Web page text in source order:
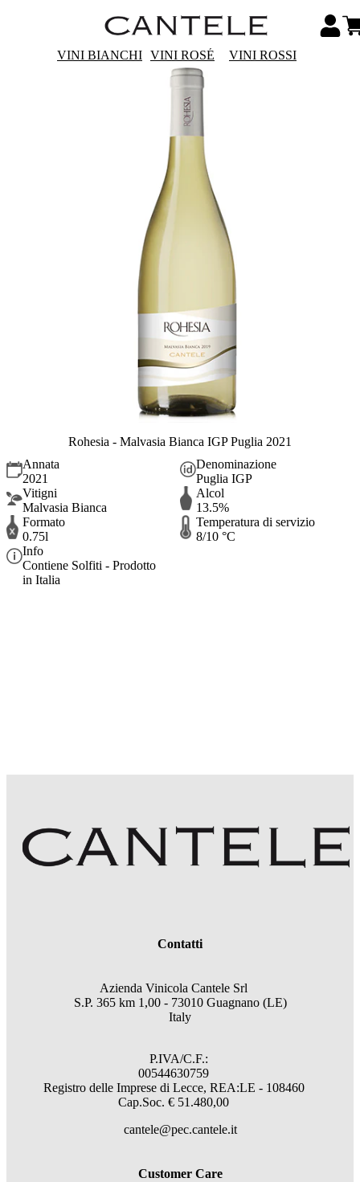
VINI BIANCHI VINI ROSÉ VINI ROSSI
Rohesia - Malvasia Bianca IGP Puglia 2021
Annata
2021
Denominazione
Puglia IGP
Vitigni
Malvasia Bianca
Alcol
13.5%
Formato
0.75l
Temperatura di servizio
8/10 °C
Info
Contiene Solfiti - Prodotto
in Italia
Contatti
Azienda Vinicola Cantele Srl
S.P. 365 km 1,00 - 73010 Guagnano (LE)
Italy
P.IVA/C.F.:
00544630759
Registro delle Imprese di Lecce, REA:LE - 108460
Cap.Soc. € 51.480,00
cantele@pec.cantele.it
Customer Care